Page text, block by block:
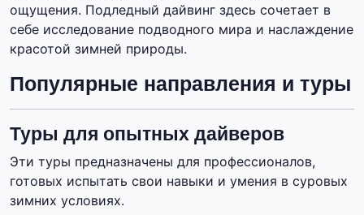
ощущения. Подледный дайвинг здесь сочетает в
себе исследование подводного мира и наслаждение
красотой зимней природы.
Популярные направления и туры
Туры для опытных дайверов
Эти туры предназначены для профессионалов,
готовых испытать свои навыки и умения в суровых
зимних условиях.